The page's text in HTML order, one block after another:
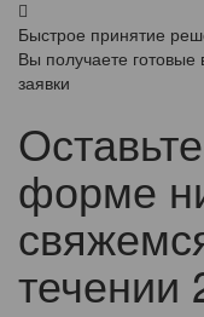
Быстрое принятие
Вы получаете
заявки
форме
течении